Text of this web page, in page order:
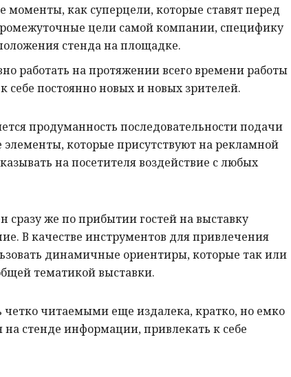
как суперцели, которые ставят перед
цели самой компании, специфику
стенда на площадке.
работать на протяжении всего времени работы
себе постоянно новых и новых зрителей.
продуманность последовательности подачи
элементы, которые присутствуют на рекламной
на посетителя воздействие с любых
сразу же по прибытии гостей на выставку
В качестве инструментов для привлечения
динамичные ориентиры, которые так или
тематикой выставки.
читаемыми еще издалека, кратко, но емко
стенде информации, привлекать к себе